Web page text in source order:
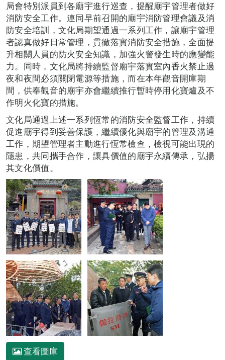
局會特別派員到各廟宇進行巡查，提醒廟宇管理者做好
消防安全工作。連同早前召開的廟宇消防管理會議及消
防安全培訓，文化局期望通過一系列工作，讓廟宇管理
者認真做好日常管理，貫徹落實消防安全措施，全面提
升相關人員的防火安全知識，加強火警發生時的應變能
力。同時，文化局將持續監督廟宇落實室內香火禁止過
夜和夜間必須關閉電源等措施，而在本年觀音開庫期
間，供奉觀音的廟宇亦會繼續推行暫時停用化寶爐及不
作明火化寶的措施。
文化局通過上述一系列恆常的消防安全監督工作，持續
促進廟宇得到妥善保護，繼續優化與廟宇的管理及溝通
工作，期望管理者主動進行恆常檢查，檢視可能出現的
隱患，共同攜手合作，讓具價值的廟宇永續傳承，弘揚
其文化價值。
查看圖庫